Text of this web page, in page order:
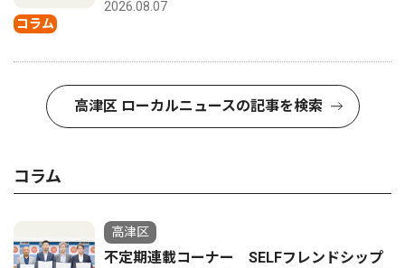
コラム
2026.08.07
高津区 ローカルニュースの記事を検索
コラム
高津区
不定期連載コーナー SELFフレンドシップ